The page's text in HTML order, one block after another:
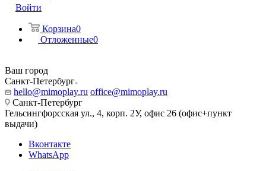
Войти
Корзина0
Отложенные0
Ваш город
Санкт-Петербург
hello@mimoplay.ru office@mimoplay.ru
Санкт-Петербург
Гельсингфорсская ул., 4, корп. 2У, офис 26 (офис+пункт
выдачи)
Вконтакте
WhatsApp